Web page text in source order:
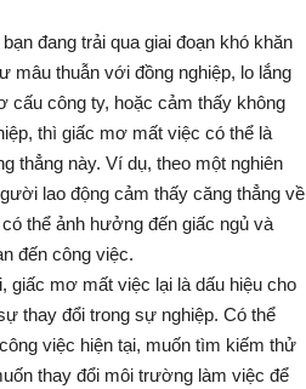
bạn đang trải qua giai đoạn khó khăn
mâu thuẫn với đồng nghiệp, lo lắng
cấu công ty, hoặc cảm thấy không
thì giấc mơ mất việc có thể là
thẳng này. Ví dụ, theo một nghiên
lao động cảm thấy căng thẳng về
thể ảnh hưởng đến giấc ngủ và
đến công việc.
giấc mơ mất việc lại là dấu hiệu cho
thay đổi trong sự nghiệp. Có thể
việc hiện tại, muốn tìm kiếm thử
thay đổi môi trường làm việc để